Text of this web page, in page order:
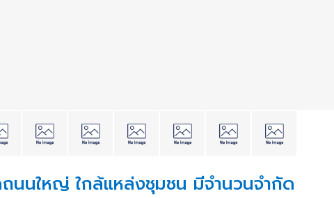
นใหญ่ ใกล้แหล่งชุมชน มีจำนวนจำกัด